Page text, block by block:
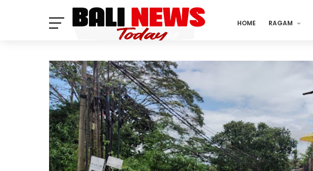
HOME RAGAM